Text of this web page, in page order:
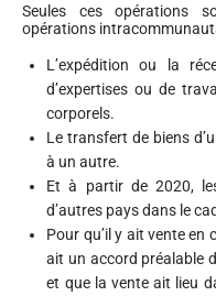
Seules ces opérations
opérations
L’expédition ou la
d’expertises ou de
corporels.
Le transfert de biens
à un autre.
Et à partir de 2020,
d’autres pays dans le
Pour qu’il y ait vente
ait un accord préalable
et que la vente ait lieu